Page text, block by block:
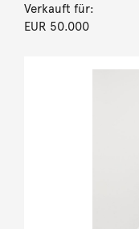
Verkauft für:
EUR 50.000